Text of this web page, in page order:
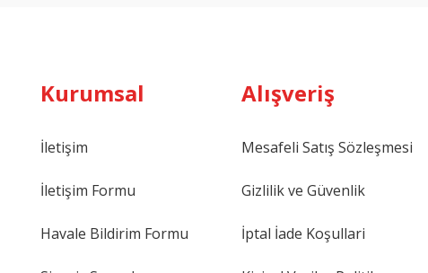
Kurumsal
İletişim
İletişim Formu
Havale Bildirim Formu
Alışveriş
Mesafeli Satış Sözleşmesi
Gizlilik ve Güvenlik
İptal İade Koşullari